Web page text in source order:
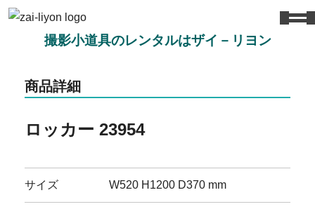
撮影小道具のレンタルはザイ－リヨン
商品詳細
ロッカー 23954
サイズ W520 H1200 D370 mm